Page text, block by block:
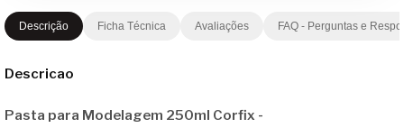
Descrição Ficha Técnica Avaliações FAQ - Perguntas e
Descricao
Pasta para Modelagem 250ml Corfix -